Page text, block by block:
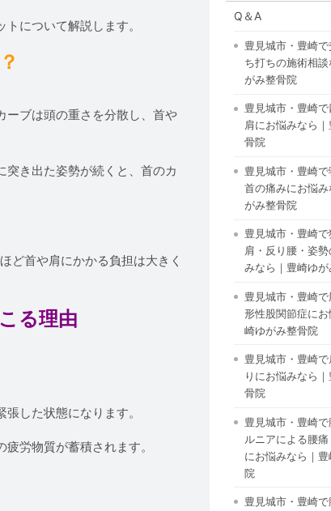
について解説します。
ーブは頭の重さを分散し、首や
突き出た姿勢が続くと、首のカ
ど首や肩にかかる負担は大きく
る理由
した状態になります。
労物質が蓄積されます。
Q＆A
豊見城市・豊崎
ち打ちの施術相
がみ整骨院
豊見城市・豊崎
肩にお悩みなら
骨院
豊見城市・豊崎
首の痛みにお悩
がみ整骨院
豊見城市・豊崎で
肩・反り腰・姿
みなら｜豊崎ゆ
豊見城市・豊崎
形性股関節症に
崎ゆがみ整骨院
豊見城市・豊崎で
りにお悩みなら
骨院
豊見城市・豊崎
ルニアによる腰
にお悩みなら｜
院
豊見城市・豊崎